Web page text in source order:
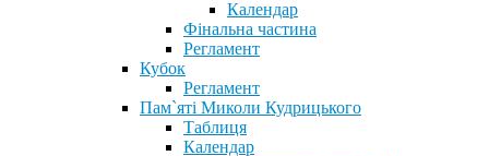
Календар
Фінальна частина
Регламент
Кубок
Регламент
Пам`яті Миколи Кудрицького
Таблиця
Календар